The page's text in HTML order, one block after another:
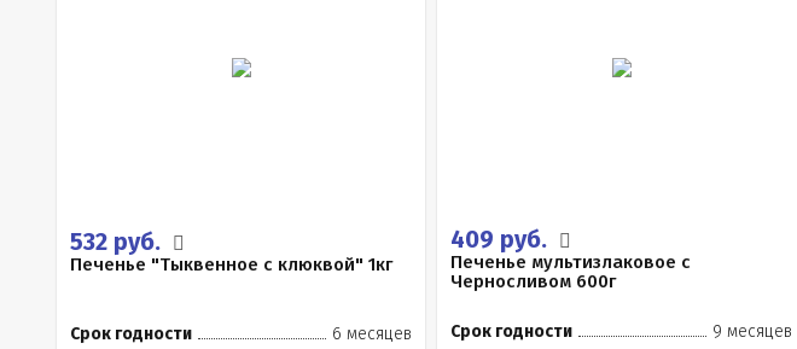
532 руб.
Печенье "Тыквенное с клюквой" 1кг
Срок годности
6 месяцев
409 руб.
Печенье мультизлаковое с
Черносливом 600г
Срок годности
9 месяцев